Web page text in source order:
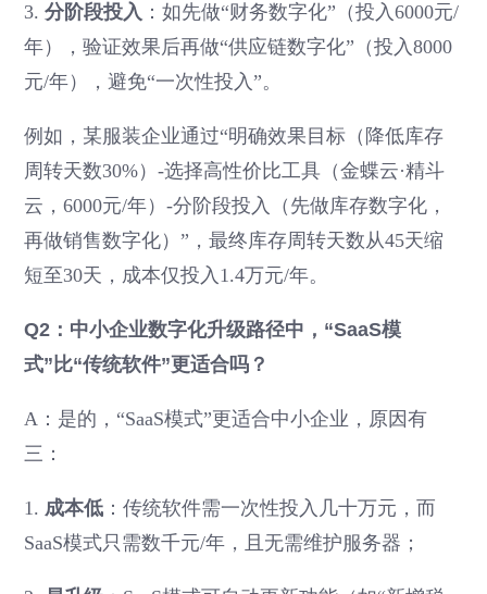
3.分阶段投入 ：如先做“财务数字化”（投入6000元/
年），验证效果后再做“供应链数字化”（投入8000
元/年），避免“一次性投入”。
例如，某服装企业通过“明确效果目标（降低库存
周转天数30%）-选择高性价比工具（金蝶云·精斗
云，6000元/年）-分阶段投入（先做库存数字化，
再做销售数字化）”，最终库存周转天数从45天缩
短至30天，成本仅投入1.4万元/年。
Q2：中小企业数字化升级路径中，“SaaS模
式”比“传统软件”更适合吗？
A：是的，“SaaS模式”更适合中小企业，原因有
三：
1. 成本低 ：传统软件需一次性投入几十万元，而
SaaS模式只需数千元/年，且无需维护服务器；